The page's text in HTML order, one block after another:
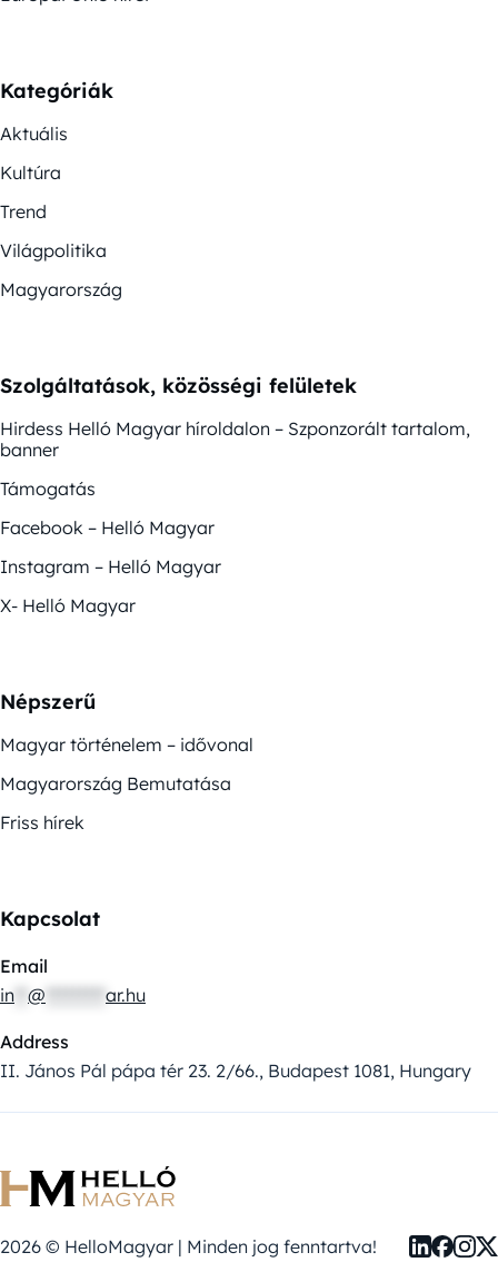
Kategóriák
Aktuális
Kultúra
Trend
Világpolitika
Magyarország
Szolgáltatások, közösségi felületek
Hirdess Helló Magyar híroldalon – Szponzorált tartalom,
banner
Támogatás
Facebook – Helló Magyar
Instagram – Helló Magyar
X- Helló Magyar
Népszerű
Magyar történelem – idővonal
Magyarország Bemutatása
Friss hírek
Kapcsolat
Email
in @ ar.hu
Address
II. János Pál pápa tér 23. 2/66., Budapest 1081, Hungary
2026 © HelloMagyar | Minden jog fenntartva!